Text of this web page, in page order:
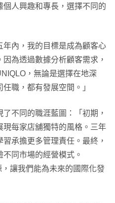
人興趣和專長，選擇不同的
年內，我的目標是成為顧客心
為透過數據分析顧客需求，
，無論是選擇在地深
職，都有發展空間。」
不同的職涯藍圖：「初期，
每家店舖獨特的風格。三年
承擔更多管理責任。最終，
同市場的經營模式。
讓我們能為未來的國際化發